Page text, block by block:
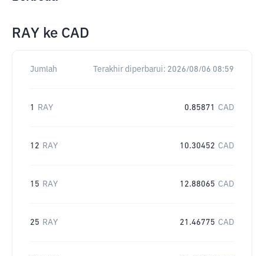
RAY ke CAD
Jumlah Terakhir diperbarui: 2026/08/06 08:59
1 RAY 0.85871 CAD
12 RAY 10.30452 CAD
15 RAY 12.88065 CAD
25 RAY 21.46775 CAD